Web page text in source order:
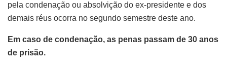
pela condenação ou absolvição do ex-presidente e dos
demais réus ocorra no segundo semestre deste ano.
Em caso de condenação, as penas passam de 30 anos
de prisão.